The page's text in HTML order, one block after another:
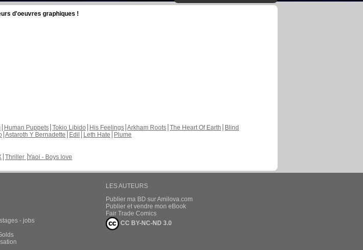
d'oeuvres graphiques !
Human Puppets Tokio Libido His Feelings Arkham Roots The Heart Of Earth
Blind
Astaroth Y Bernadette Edil Leth Hate
Plume
Thriller Yaoi - Boys love
- jobs
LES AUTEURS
Publier ma BD sur Amilova.com
Publier et vendre mon eBook
Fair Trade Comics
CC BY-NC-ND 3.0